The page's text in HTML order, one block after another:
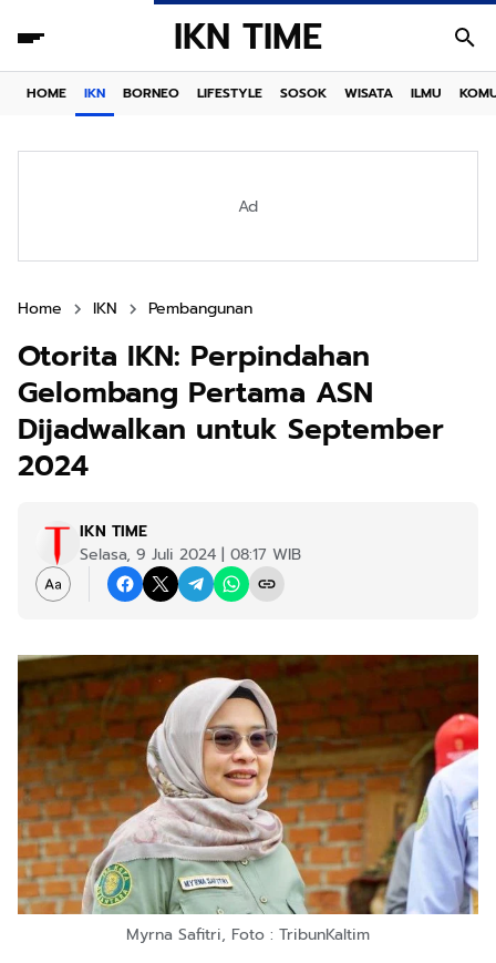
IKN TIME
HOME IKN BORNEO LIFESTYLE SOSOK WISATA ILMU
Ad
Home IKN Pembangunan
Otorita IKN: Perpindahan
Gelombang Pertama ASN
Dijadwalkan untuk September
2024
IKN TIME
Selasa, 9 Juli 2024 | 08:17 WIB
Myrna Safitri, Foto : TribunKaltim